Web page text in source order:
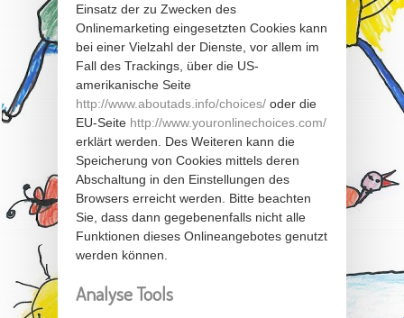
Einsatz der zu Zwecken des
Onlinemarketing eingesetzten Cookies kann
bei einer Vielzahl der Dienste, vor allem im
Fall des Trackings, über die US-
amerikanische Seite
http://www.aboutads.info/choices/ oder die
EU-Seite http://www.youronlinechoices.com/
erklärt werden. Des Weiteren kann die
Speicherung von Cookies mittels deren
Abschaltung in den Einstellungen des
Browsers erreicht werden. Bitte beachten
Sie, dass dann gegebenenfalls nicht alle
Funktionen dieses Onlineangebotes genutzt
werden können.
Analyse Tools